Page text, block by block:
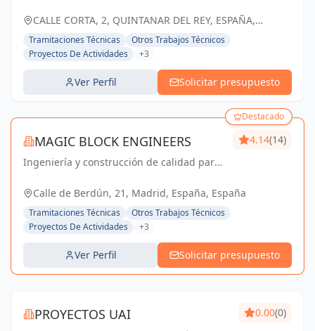
tiempo. Tu visión, nuestra pasión.
CALLE CORTA, 2, QUINTANAR DEL REY, ESPAÑA,
España
Tramitaciones Técnicas
Otros Trabajos Técnicos
Proyectos De Actividades
+3
Ver Perfil Solicitar presupuesto
Destacado
MAGIC BLOCK ENGINEERS
Ingeniería y construcción de calidad para
Nueva.
4.14(14)
Calle de Berdún, 21, Madrid, España, España
Tramitaciones Técnicas
Otros Trabajos Técnicos
Proyectos De Actividades
+3
Ver Perfil Solicitar presupuesto
PROYECTOS UAI 0.00(0)